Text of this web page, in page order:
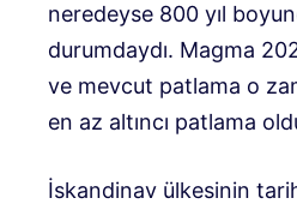
neredeyse 800 yıl
durumdaydı. Magma
ve mevcut patlama o
en az altıncı patlama
İskandinav ülkesinin